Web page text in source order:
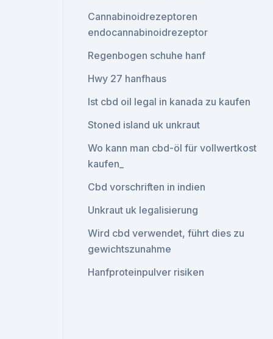
Cannabinoidrezeptoren
endocannabinoidrezeptor
Regenbogen schuhe hanf
Hwy 27 hanfhaus
Ist cbd oil legal in kanada zu kaufen
Stoned island uk unkraut
Wo kann man cbd-öl für vollwertkost
kaufen_
Cbd vorschriften in indien
Unkraut uk legalisierung
Wird cbd verwendet, führt dies zu
gewichtszunahme
Hanfproteinpulver risiken